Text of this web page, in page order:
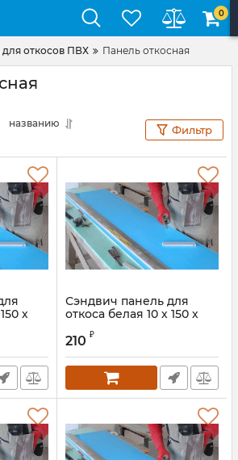
0
откосов ПВХ Панель откосная
названию
Фильтр
х
Сэндвич панель для
откоса белая 10 х 150 х
210 ₽